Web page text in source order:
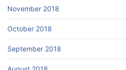
November 2018
October 2018
September 2018